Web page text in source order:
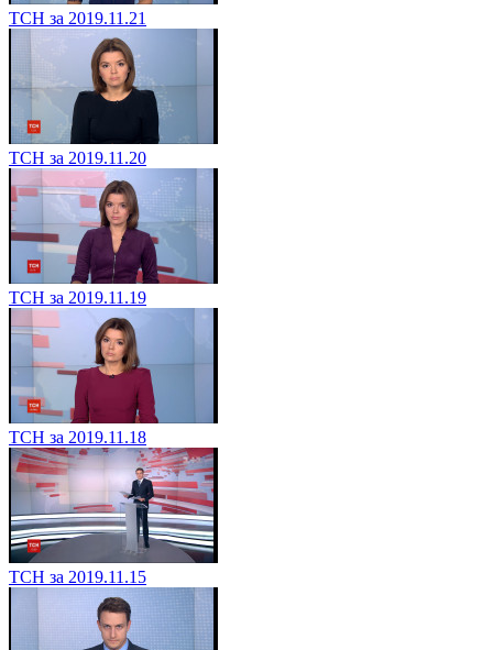
ТСН за 2019.11.21
ТСН за 2019.11.20
ТСН за 2019.11.19
ТСН за 2019.11.18
ТСН за 2019.11.15